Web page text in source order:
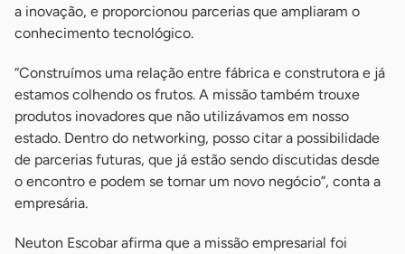
a inovação, e proporcionou parcerias que ampliaram o
conhecimento tecnológico.
“Construímos uma relação entre fábrica e construtora e já
estamos colhendo os frutos. A missão também trouxe
produtos inovadores que não utilizávamos em nosso
estado. Dentro do networking, posso citar a possibilidade
de parcerias futuras, que já estão sendo discutidas desde
o encontro e podem se tornar um novo negócio”, conta a
empresária.
Neuton Escobar afirma que a missão empresarial foi